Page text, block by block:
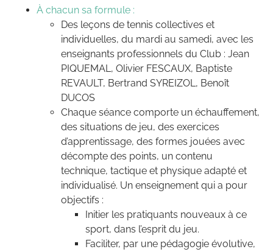
À chacun sa formule :
Des leçons de tennis collectives et
individuelles, du mardi au samedi, avec les
enseignants professionnels du Club : Jean
PIQUEMAL, Olivier FESCAUX, Baptiste
REVAULT, Bertrand SYREIZOL, Benoît
DUCOS
Chaque séance comporte un échauffement,
des situations de jeu, des exercices
d’apprentissage, des formes jouées avec
décompte des points, un contenu
technique, tactique et physique adapté et
individualisé. Un enseignement qui a pour
objectifs :
Initier les pratiquants nouveaux à ce
sport, dans l’esprit du jeu.
Faciliter, par une pédagogie évolutive,